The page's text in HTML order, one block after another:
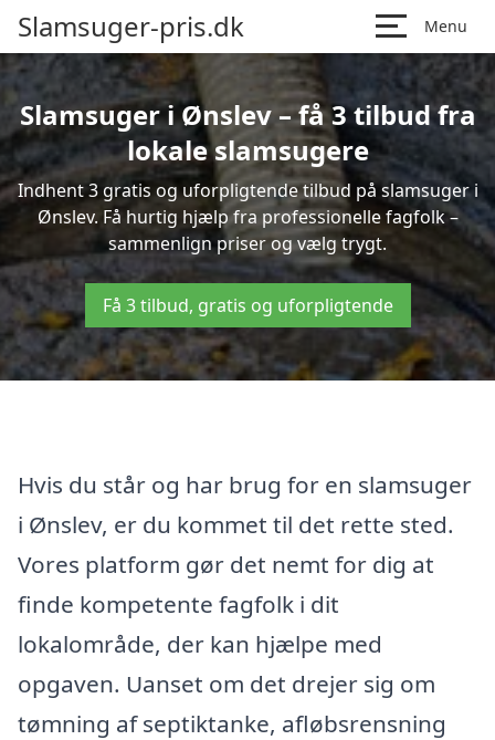
Slamsuger-pris.dk Menu
Slamsuger i Ønslev – få 3 tilbud fra
lokale slamsugere
Indhent 3 gratis og uforpligtende tilbud på slamsuger i
Ønslev. Få hurtig hjælp fra professionelle fagfolk –
sammenlign priser og vælg trygt.
Få 3 tilbud, gratis og uforpligtende
Hvis du står og har brug for en slamsuger
i Ønslev, er du kommet til det rette sted.
Vores platform gør det nemt for dig at
finde kompetente fagfolk i dit
lokalområde, der kan hjælpe med
opgaven. Uanset om det drejer sig om
tømning af septiktanke, afløbsrensning